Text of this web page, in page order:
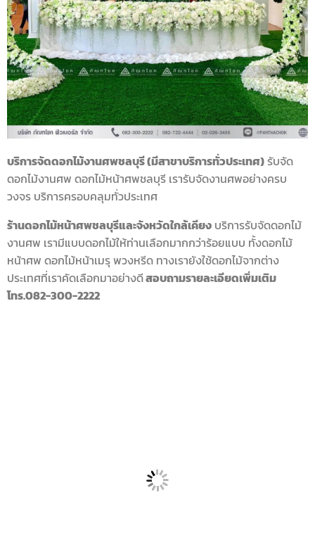
บริการจัดดอกไม้งานศพชลบุรี (มีสาขาบริการทั่วประเทศ)รับจัด
ดอกไม้งานศพ ดอกไม้หน้าศพชลบุรี เรารับจัดงานศพอย่างครบ
วงจร บริการครอบคลุมทั่วประเทศ
ร้านดอกไม้หน้าศพชลบุรีและจังหวัดใกล้เคียง บริการรับจัดดอกไม้
งานศพ เรามีแบบดอกไม้ให้ท่านเลือกมากกว่าร้อยแบบ ทั้งดอกไม้
หน้าศพ ดอกไม้หน้าเมรุ พวงหรีด ทางเรายังใช้ดอกไม้จากต่าง
ประเทศที่เราคัดเลือกมาอย่างดีสอบถามรายละเอียดเพิ่มเติม
โทร.082-300-2222